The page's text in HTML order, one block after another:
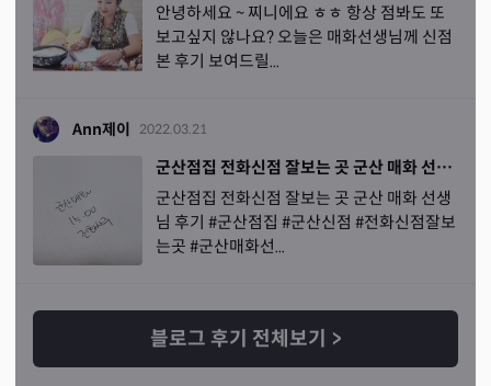
안녕하세요 ~ 찌니에요 ㅎㅎ 항상 점봐도 또
보고싶지 않나요? 오늘은 매화선생님께 신점
본 후기 보여드릴...
Ann제이 2022.03.21
군산점집 전화신점 잘보는 곳 군산 매화 선생님 후기
군산점집 전화신점 잘보는 곳 군산 매화 선생
님 후기 #군산점집 #군산신점 #전화신점잘보
는곳 #군산매화선...
블로그 후기 전체보기 >